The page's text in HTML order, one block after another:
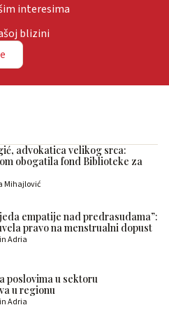
interesima
blizini
advokatica velikog srca:
obogatila fond Biblioteke za
Mihajlović
empatije nad predrasudama”:
pravo na menstrualni dopust
Adria
poslovima u sektoru
u regionu
Adria